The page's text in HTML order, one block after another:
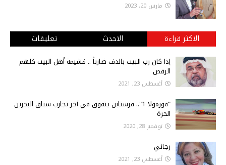
مارس 20, 2023
الاكثر قراءة الاحدث تعليقات
إذا كان رب البيت بالدف ضارباً .. فشيمة أهل البيت كلهم
الرقص
أغسطس 23, 2021
"فورمولا 1".. فرستابن يتفوق في آخر تجارب سباق البحرين
الحرة
نوفمبر 28, 2020
رجائي
أغسطس 23, 2021